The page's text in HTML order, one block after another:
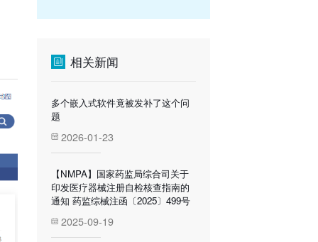
相关新闻
多个嵌入式软件竟被发补了这个问
题
2026-01-23
【NMPA】国家药监局综合司关于
印发医疗器械注册自检核查指南的
通知 药监综械注函〔2025〕499号
2025-09-19